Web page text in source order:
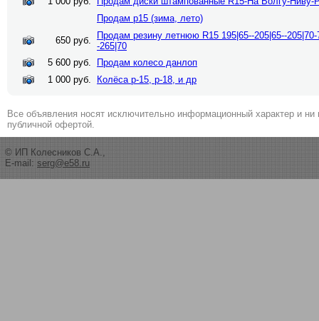
Продам р15 (зима, лето)
650 руб.
Продам резину летнюю R15 195|65--205|65--205|70-
-265|70
5 600 руб.
Продам колесо данлоп
1 000 руб.
Колёса р-15, р-18, и др
Все объявления носят исключительно информационный характер и ни
публичной офертой.
© ИП Колесников С.А.,
E-mail: serg@e58.ru